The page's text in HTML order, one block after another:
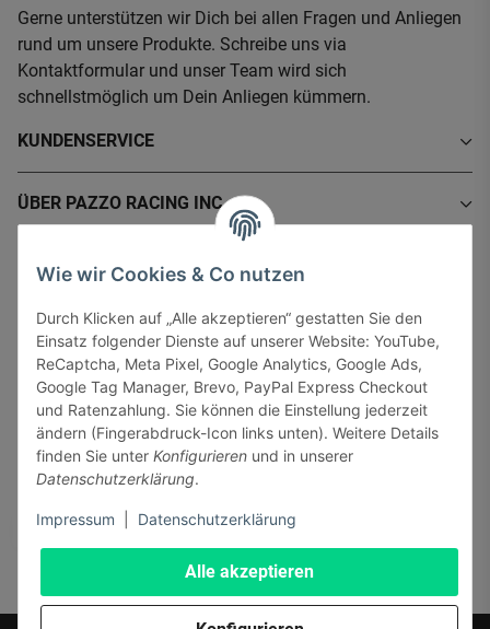
Gerne unterstützen wir Dich bei allen Fragen und Anliegen
rund um unsere Produkte. Schreibe uns via
Kontaktformular und unser Team wird sich
schnellstmöglich um Dein Anliegen kümmern.
KUNDENSERVICE
ÜBER PAZZO RACING INC.
INFORMATIONEN
GESETZLICHE INFORMATIONEN
Sicher bezahlen via:
Wie wir Cookies & Co nutzen
Durch Klicken auf „Alle akzeptieren“ gestatten Sie den
Einsatz folgender Dienste auf unserer Website: YouTube,
ReCaptcha, Meta Pixel, Google Analytics, Google Ads,
Google Tag Manager, Brevo, PayPal Express Checkout
und Ratenzahlung. Sie können die Einstellung jederzeit
ändern (Fingerabdruck-Icon links unten). Weitere Details
finden Sie unter Konfigurieren und in unserer
Datenschutzerklärung.
Impressum Datenschutzerklärung
Alle akzeptieren